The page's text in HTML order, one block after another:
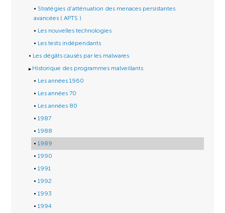
Stratégies d’atténuation des menaces persistantes
avancées ( APTS )
Les nouvelles technologies
Les tests indépendants
Les dégâts causés par les malwares
Historique des programmes malveillants
Les années 1960
Les années 70
Les années 80
1987
1988
1989
1990
1991
1992
1993
1994